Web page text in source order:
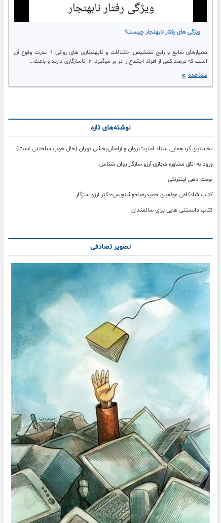
ویژگی های رفتار نابهنجار چیست؟
معیارهای شایع و رایج تشخیص اختلالات و نابهنجاری های روانی ۱- ندرت وقوع آن
است که درصد کمی از افراد اجتماع را در بر میگیرد. ۲- ناسازگاری دارند و باعث…
مشاهدهویژگی
نوشته‌های تازه
نخستین گردهمایی ستاد امنیت روان و آرامش‌بخشی تهران (حال خوب ساختنی است)
ورود به اتاق مشاوره مجازی آرزو سازگار روان شناس
نوبت دهی اینترنتی
کتاب شادکامی مولفین حمیدرضاخوشنویس-دکتر آرزو سازگار
کتاب دانستنی هایی برای سالمندان
تصویر تصادفی